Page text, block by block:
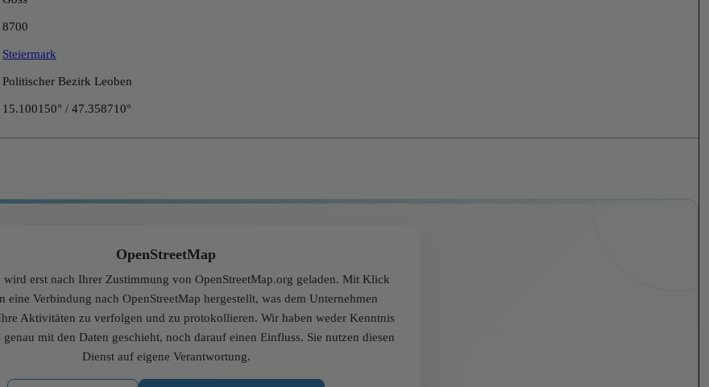
8700
Steiermark
Politischer Bezirk Leoben
15.100150° / 47.358710°
OpenStreetMap
wird erst nach Ihrer Zustimmung von OpenStreetMap.org geladen. Mit Klick
eine Verbindung nach OpenStreetMap hergestellt, was dem Unternehmen
Aktivitäten zu verfolgen und zu protokollieren. Wir haben weder Kenntnis
genau mit den Daten geschieht, noch darauf einen Einfluss. Sie nutzen diesen
Dienst auf eigene Verantwortung.